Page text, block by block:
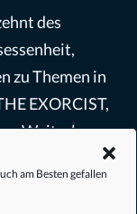
am Besten gefallen
des
zu Themen in
EXORCIST,
Weiterlesen »